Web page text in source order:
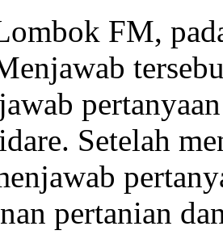
FM,
Setelah
pertanian